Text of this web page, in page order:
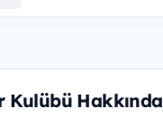
Hakkında